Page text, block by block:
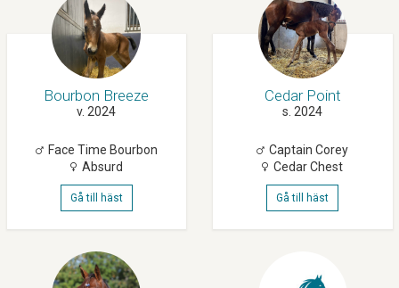
Bourbon Breeze
v. 2024
Face Time Bourbon
Absurd
Gå till häst
Cedar Point
s. 2024
Captain Corey
Cedar Chest
Gå till häst